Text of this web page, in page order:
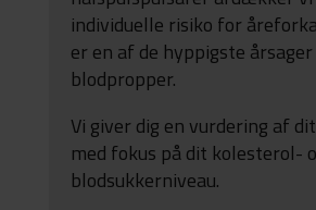
individuelle risiko for
er en af de hyppigste
blodpropper.
Vi giver dig en vurdering af
med fokus på dit kolesterol-
blodsukkerniveau.